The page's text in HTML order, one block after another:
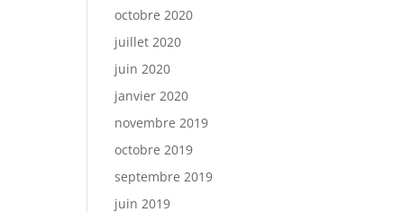
octobre 2020
juillet 2020
juin 2020
janvier 2020
novembre 2019
octobre 2019
septembre 2019
juin 2019